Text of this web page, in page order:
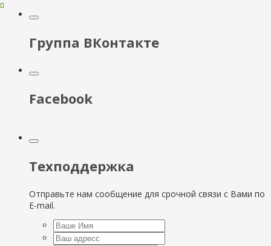
Группа ВКонтакте
Facebook
Техподдержка
Отправьте нам сообщение для срочной связи с Вами по
E-mail.